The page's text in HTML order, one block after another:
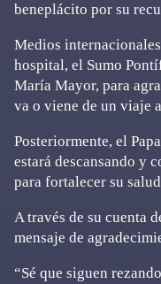
beneplácito por su
Medios
hospital, el Sumo
María Mayor, para
va o viene de un viaje
Posteriormente, el
estará descansando y
para fortalecer su
A través de su cuenta
mensaje de
“Sé que siguen